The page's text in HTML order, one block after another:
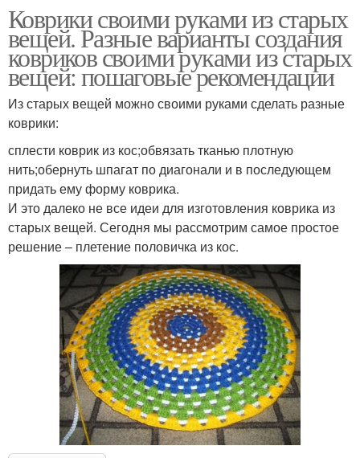
Ковёр из старых Коврик из лоскутков
Коврики своими руками из старых
вещей. Разные варианты создания
ковриков своими руками из старых
вещей: пошаговые рекомендации
Из старых вещей можно своими руками сделать разные
коврики:
сплести коврик из кос;обвязать тканью плотную
нить;обернуть шпагат по диагонали и в последующем
придать ему форму коврика.
И это далеко не все идеи для изготовления коврика из
старых вещей. Сегодня мы рассмотрим самое простое
решение – плетение половичка из кос.